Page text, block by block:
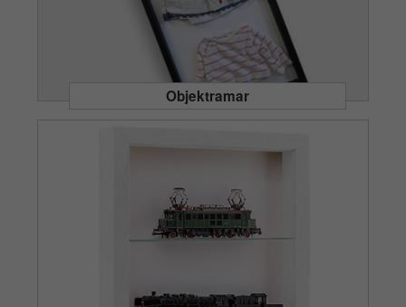
Objektramar